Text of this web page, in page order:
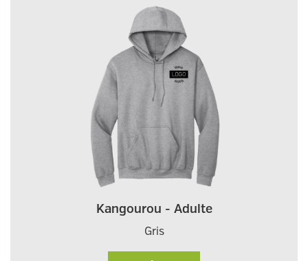
Kangourou - Adulte
Gris